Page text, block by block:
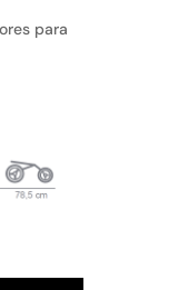
para